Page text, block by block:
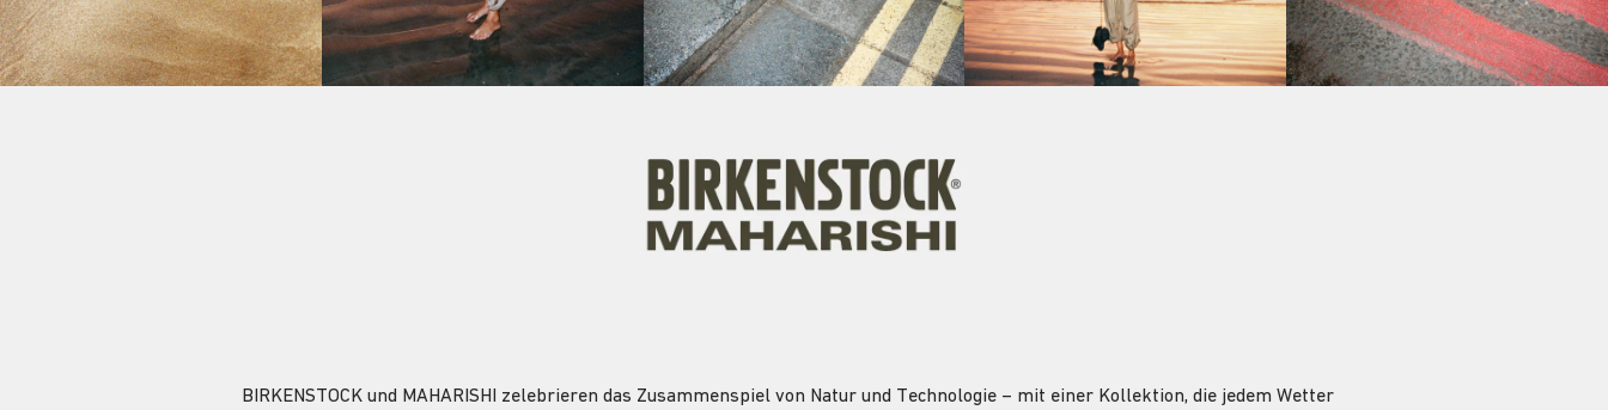
BIRKENSTOCK und MAHARISHI zelebrieren das Zusammenspiel von Natur und Technologie – mit einer Kollektion, die jedem Wetter